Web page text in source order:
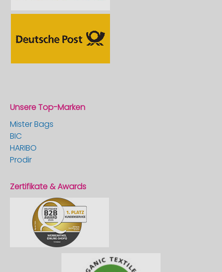
Unsere Top-Marken
Mister Bags
BIC
HARIBO
Prodir
Zertifikate & Awards